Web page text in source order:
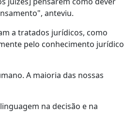
anteviu.
a tratados jurídicos, como
pelo conhecimento jurídico
A maioria das nossas
na decisão e na